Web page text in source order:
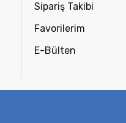
Sipariş Takibi
Favorilerim
E-Bülten